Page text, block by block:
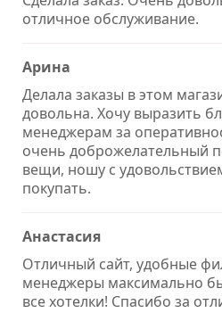
отличное обслуживание.
Арина
Делала заказы в этом
довольна. Хочу выразить
менеджерам за
очень доброжелательный
вещи, ношу с
покупать.
Анастасия
Отличный сайт, удобные
менеджеры максимально
все хотелки! Спасибо за